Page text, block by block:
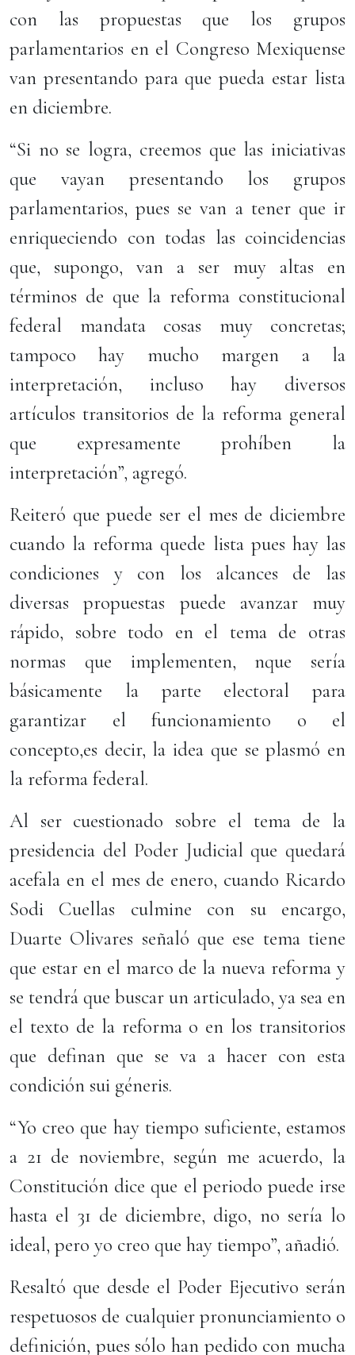
con las propuestas que los grupos
parlamentarios en el Congreso Mexiquense
van presentando para que pueda estar lista
en diciembre.
“Si no se logra, creemos que las iniciativas
que vayan presentando los grupos
parlamentarios, pues se van a tener que ir
enriqueciendo con todas las coincidencias
que, supongo, van a ser muy altas en
términos de que la reforma constitucional
federal mandata cosas muy concretas;
tampoco hay mucho margen a la
interpretación, incluso hay diversos
artículos transitorios de la reforma general
que expresamente prohíben la
interpretación”, agregó.
Reiteró que puede ser el mes de diciembre
cuando la reforma quede lista pues hay las
condiciones y con los alcances de las
diversas propuestas puede avanzar muy
rápido, sobre todo en el tema de otras
normas que implementen, nque sería
básicamente la parte electoral para
garantizar el funcionamiento o el
concepto,es decir, la idea que se plasmó en
la reforma federal.
Al ser cuestionado sobre el tema de la
presidencia del Poder Judicial que quedará
acefala en el mes de enero, cuando Ricardo
Sodi Cuellas culmine con su encargo,
Duarte Olivares señaló que ese tema tiene
que estar en el marco de la nueva reforma y
se tendrá que buscar un articulado, ya sea en
el texto de la reforma o en los transitorios
que definan que se va a hacer con esta
condición sui géneris.
“Yo creo que hay tiempo suficiente, estamos
a 21 de noviembre, según me acuerdo, la
Constitución dice que el periodo puede irse
hasta el 31 de diciembre, digo, no sería lo
ideal, pero yo creo que hay tiempo”, añadió.
Resaltó que desde el Poder Ejecutivo serán
respetuosos de cualquier pronunciamiento o
definición, pues sólo han pedido con mucha